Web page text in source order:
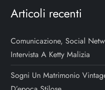
Articoli recenti
Comunicazione, Social
Intervista A Ketty Malizia
Sogni Un Matrimonio